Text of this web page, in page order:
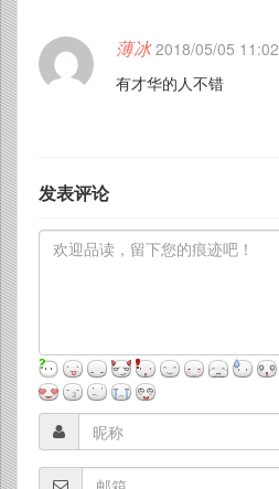
薄冰 2018/05/05 11:02
有才华的人不错
发表评论